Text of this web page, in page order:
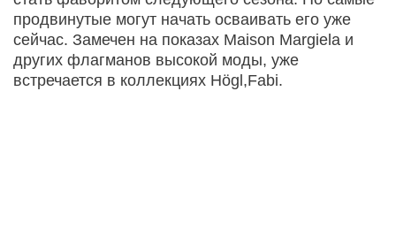
продвинутые могут начать осваивать его уже
сейчас. Замечен на показах Maison Margiela и
других флагманов высокой моды, уже
встречается в коллекциях Högl,Fabi.